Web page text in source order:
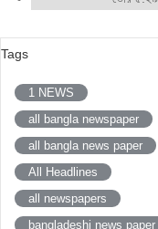
Tags
1 NEWS
all bangla newspaper
all bangla news paper
All Headlines
all newspapers
bangladeshi news paper